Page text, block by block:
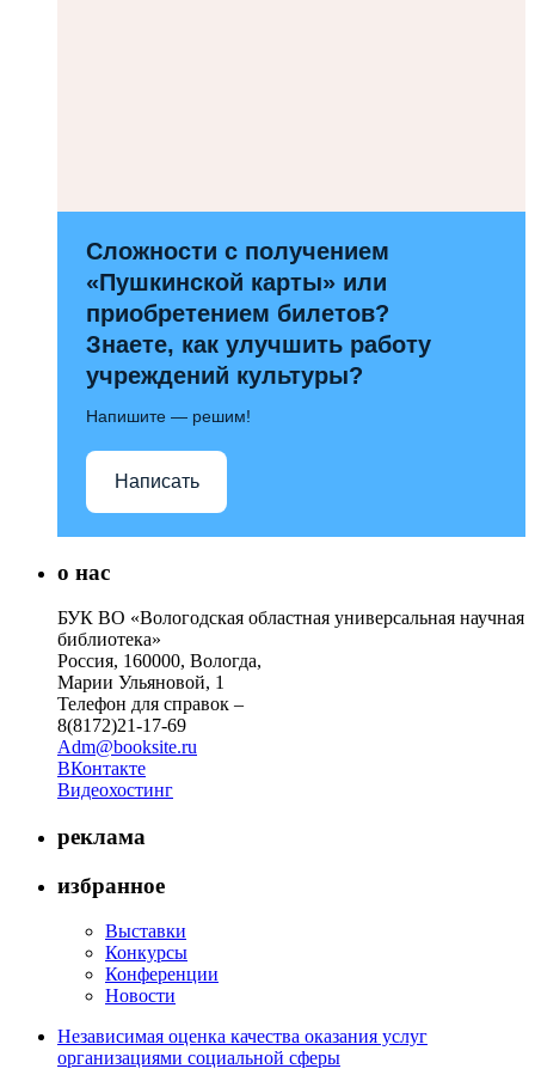
Сложности с получением
«Пушкинской карты» или
приобретением билетов?
Знаете, как улучшить работу
учреждений культуры?
Напишите — решим!
Написать
о нас
БУК ВО «Вологодская областная универсальная научная
библиотека»
Россия, 160000, Вологда,
Марии Ульяновой, 1
Телефон для справок –
8(8172)21-17-69
Adm@booksite.ru
ВКонтакте
Видеохостинг
реклама
избранное
Выставки
Конкурсы
Конференции
Новости
Независимая оценка качества оказания услуг
организациями социальной сферы